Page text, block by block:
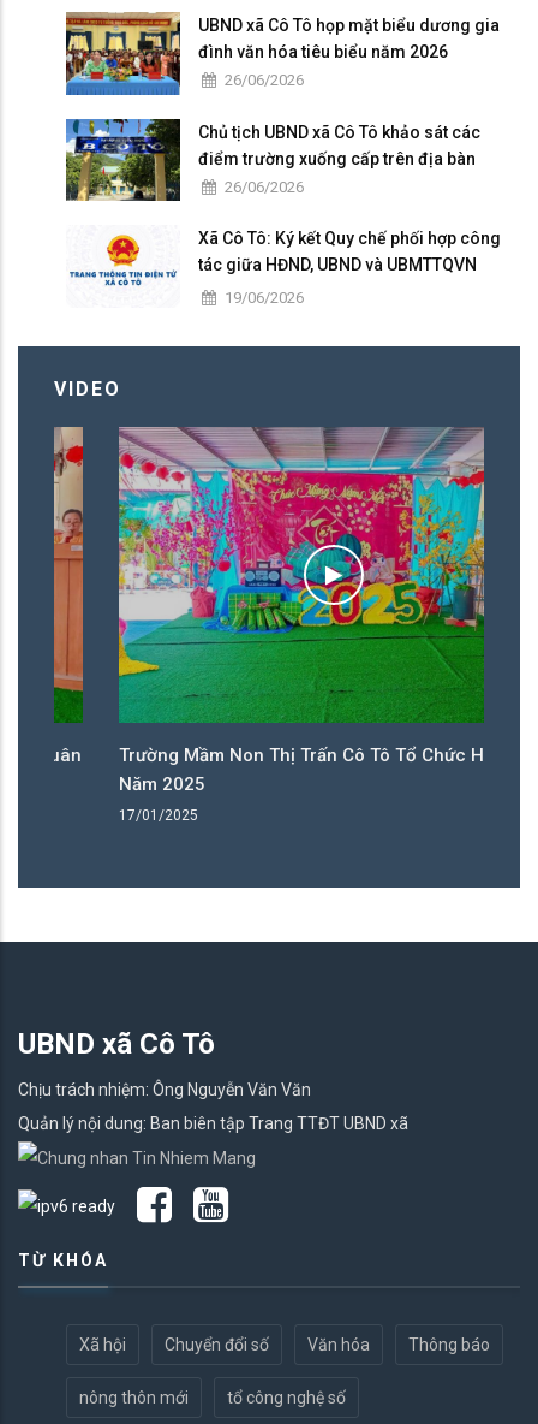
UBND xã Cô Tô họp mặt biểu dương gia
đình văn hóa tiêu biểu năm 2026
26/06/2026
Chủ tịch UBND xã Cô Tô khảo sát các
điểm trường xuống cấp trên địa bàn
26/06/2026
Xã Cô Tô: Ký kết Quy chế phối hợp công
tác giữa HĐND, UBND và UBMTTQVN
nhiệm kỳ 2026 – 2031
19/06/2026
VIDEO
Trường Mầm Non Thị Trấn Cô Tô Tổ Chức Hội Xuân
Năm 2025
17/01/2025
UBND xã Cô Tô
Chịu trách nhiệm: Ông Nguyễn Văn Văn
Quản lý nội dung: Ban biên tập Trang TTĐT UBND xã
TỪ KHÓA
Xã hội Chuyển đổi số Văn hóa Thông báo
nông thôn mới tổ công nghệ số